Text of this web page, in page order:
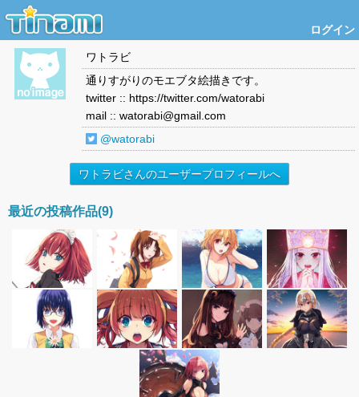
ログイン
ワトラビ
通りすがりのモエブタ絵描きです。
twitter :: https://twitter.com/watorabi
mail :: watorabi@gmail.com
@watorabi
ワトラビさんのユーザープロフィールへ
最近の投稿作品(9)